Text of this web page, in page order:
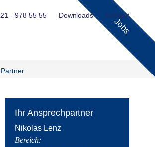
Jobs
- 978 55 55 Downloads Kontakt
Partner
Ihr Ansprechpartner
Nikolas Lenz
Bereich: